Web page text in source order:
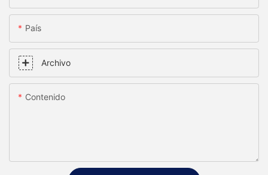
País
Archivo
Contenido